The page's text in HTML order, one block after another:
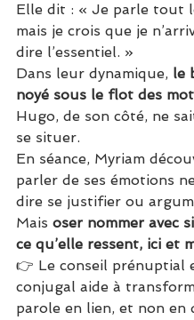
Elle dit : « Je parle tout
mais je crois que je
dire l’essentiel. »
Dans leur dynamique, le
noyé sous le flot des
Hugo, de son côté, ne
se situer.
En séance, Myriam
parler de ses émotions
dire se justifier ou
Mais oser nommer avec
ce qu’elle ressent, ici et
👉 Le conseil prénuptial
conjugal aide à
parole en lien, et non en